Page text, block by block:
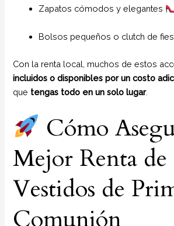
Zapatos cómodos y elegantes
Bolsos pequeños o clutch de
Con la renta local, muchos de estos
incluidos o disponibles por un costo
que tengas todo en un solo lugar.
Cómo
Mejor Renta de
Vestidos de
Comunión